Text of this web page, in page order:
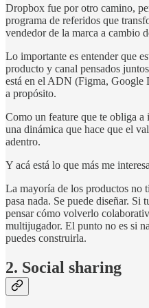
Dropbox fue por otro camino,
programa de referidos que
vendedor de la marca a cambio
Lo importante es entender que
producto y canal pensados
está en el ADN (Figma, Google
a propósito.
Como un feature que te obliga
una dinámica que hace que el
adentro.
Y acá está lo que más me
La mayoría de los productos no
pasa nada. Se puede diseñar. Si
pensar cómo volverlo
multijugador. El punto no es si
puedes construirla.
2. Social sharing